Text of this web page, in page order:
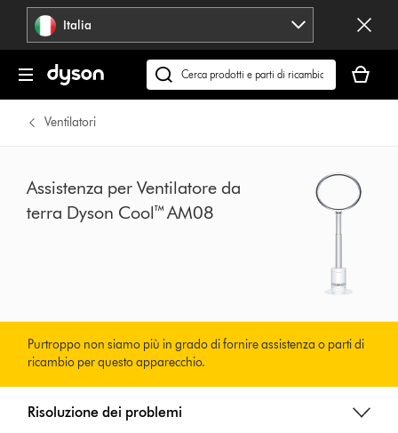
navigazione Italia
Cerca
su
carrello
è
Ventilatori
Assistenza per Ventilatore da
terra Dyson Cool™ AM08
Purtroppo non siamo più in grado di fornire assistenza o parti di
ricambio per questo apparecchio.
Risoluzione dei problemi